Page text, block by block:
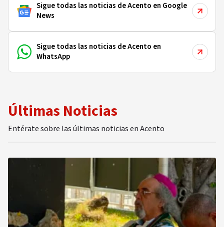
Sigue todas las noticias de Acento en Google
News
Sigue todas las noticias de Acento en
WhatsApp